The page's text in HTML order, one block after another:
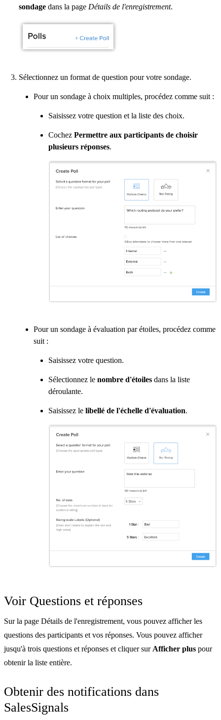
sondage dans la page Détails de l'enregistrement.
Sélectionnez un format de question pour votre sondage.
Pour un sondage à choix multiples, procédez comme suit :
Saisissez votre question et la liste des choix.
Cochez Permettre aux participants de choisir
plusieurs réponses.
Pour un sondage à évaluation par étoiles, procédez comme
suit :
Saisissez votre question.
Sélectionnez le nombre d'étoiles dans la liste
déroulante.
Saisissez le libellé de l'échelle d'évaluation.
Voir Questions et réponses
Sur la page Détails de l'enregistrement, vous pouvez afficher les
questions des participants et vos réponses. Vous pouvez afficher
jusqu'à trois questions et réponses et cliquer sur Afficher plus pour
obtenir la liste entière.
Obtenir des notifications dans
SalesSignals